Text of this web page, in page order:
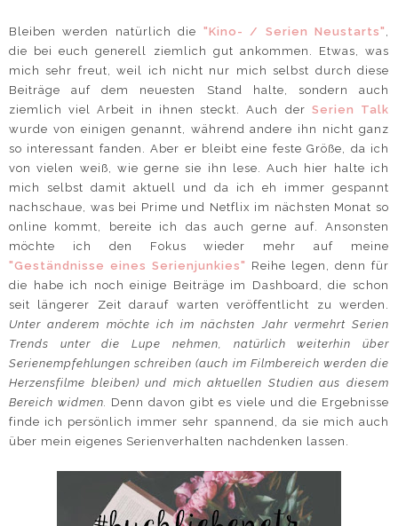
Bleiben werden natürlich die "Kino- / Serien Neustarts"
die bei euch generell ziemlich gut ankommen. Etwas, was
mich sehr freut, weil ich nicht nur mich selbst durch diese
Beiträge auf dem neuesten Stand halte, sondern auch
ziemlich viel Arbeit in ihnen steckt. Auch der Serien Talk
wurde von einigen genannt, während andere ihn nicht ganz
so interessant fanden. Aber er bleibt eine feste Größe, da ich
von vielen weiß, wie gerne sie ihn lese. Auch hier halte ich
mich selbst damit aktuell und da ich eh immer gespannt
nachschaue, was bei Prime und Netflix im nächsten Monat so
online kommt, bereite ich das auch gerne auf. Ansonsten
möchte ich den Fokus wieder mehr auf meine
"Geständnisse eines Serienjunkies" Reihe legen, denn für
die habe ich noch einige Beiträge im Dashboard, die schon
seit längerer Zeit darauf warten veröffentlicht zu werden.
Unter anderem möchte ich im nächsten Jahr vermehrt Serien
Trends unter die Lupe nehmen, natürlich weiterhin über
Serienempfehlungen schreiben (auch im Filmbereich werden die
Herzensfilme bleiben) und mich aktuellen Studien aus diesem
Bereich widmen.
Denn davon gibt es viele und die Ergebnisse
finde ich persönlich immer sehr spannend, da sie mich auch
über mein eigenes Serienverhalten nachdenken lassen.